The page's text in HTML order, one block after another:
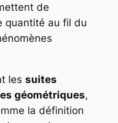
de
quantité au fil du
les suites
géométriques,
la définition